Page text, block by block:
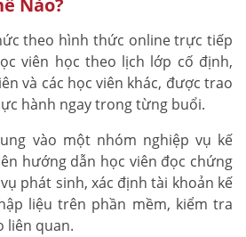
Nào?
theo hình thức online trực tiếp
viên học theo lịch lớp cố định,
và các học viên khác, được trao
hành ngay trong từng buổi.
vào một nhóm nghiệp vụ kế
hướng dẫn học viên đọc chứng
phát sinh, xác định tài khoản kế
liệu trên phần mềm, kiểm tra
liên quan.